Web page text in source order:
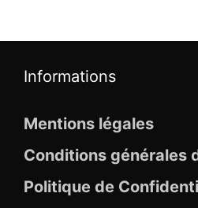
Informations
Mentions légales
Conditions générales
Politique de